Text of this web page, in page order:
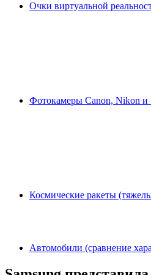
Очки виртуальной
Фотокамеры Canon, Nikon и
Космические ракеты
Автомобили (сравнение